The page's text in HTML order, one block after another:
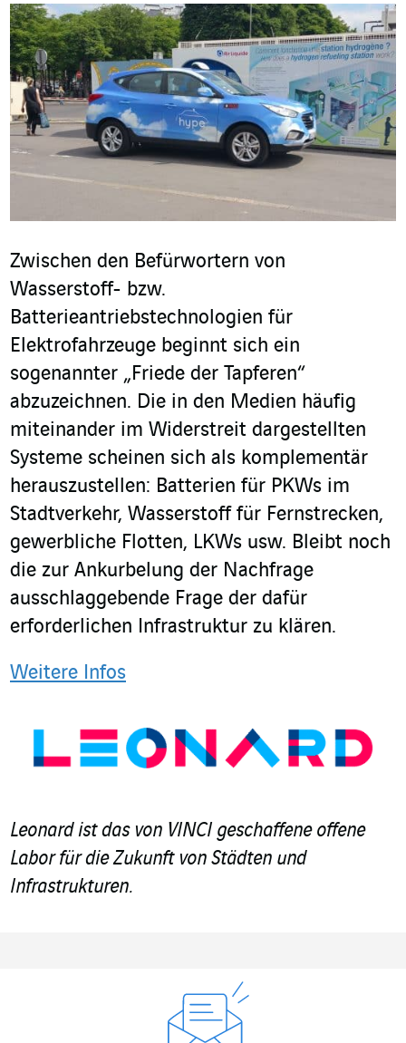
Zwischen den Befürwortern von
Wasserstoff- bzw.
Batterieantriebstechnologien für
Elektrofahrzeuge beginnt sich ein
sogenannter „Friede der Tapferen“
abzuzeichnen. Die in den Medien häufig
miteinander im Widerstreit dargestellten
Systeme scheinen sich als komplementär
herauszustellen: Batterien für PKWs im
Stadtverkehr, Wasserstoff für Fernstrecken,
gewerbliche Flotten, LKWs usw. Bleibt noch
die zur Ankurbelung der Nachfrage
ausschlaggebende Frage der dafür
erforderlichen Infrastruktur zu klären.
Weitere Infos
Leonard ist das von VINCI geschaffene offene
Labor für die Zukunft von Städten und
Infrastrukturen.